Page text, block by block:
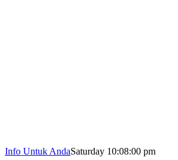
Info Untuk AndaSaturday 10:08:00 pm